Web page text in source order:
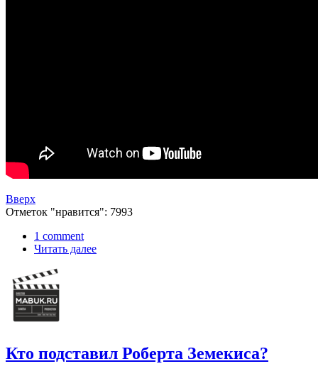
Вверх
Отметок "нравится": 7993
1 comment
Читать далее
Кто подставил Роберта Земекиса?